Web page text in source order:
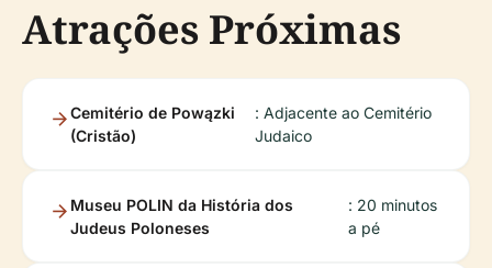
Atrações Próximas
Cemitério de Powązki
(Cristão)
: Adjacente ao Cemitério
Judaico
Museu POLIN da História dos
Judeus Poloneses
: 20 minutos
a pé